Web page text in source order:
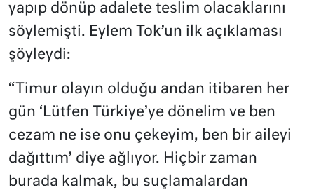
yapıp dönüp adalete teslim olacaklarını
söylemişti. Eylem Tok’un ilk açıklaması
şöyleydi:
“Timur olayın olduğu andan itibaren her
gün ‘Lütfen Türkiye’ye dönelim ve ben
cezam ne ise onu çekeyim, ben bir aileyi
dağıttım’ diye ağlıyor. Hiçbir zaman
burada kalmak, bu suçlamalardan